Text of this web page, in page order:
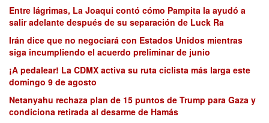
Entre lágrimas, La Joaqui contó cómo Pampita la ayudó a
salir adelante después de su separación de Luck Ra
Irán dice que no negociará con Estados Unidos mientras
siga incumpliendo el acuerdo preliminar de junio
¡A pedalear! La CDMX activa su ruta ciclista más larga este
domingo 9 de agosto
Netanyahu rechaza plan de 15 puntos de Trump para Gaza y
condiciona retirada al desarme de Hamás